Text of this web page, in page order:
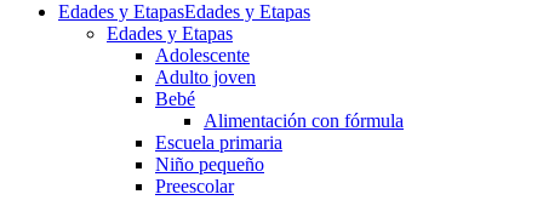
Edades y EtapasEdades y Etapas
Edades y Etapas
Adolescente
Adulto joven
Bebé
Alimentación con fórmula
Escuela primaria
Niño pequeño
Preescolar